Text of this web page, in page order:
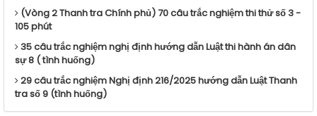
(Vòng 2 Thanh tra Chính phủ) 70 câu trắc nghiệm thi thử số 3 -
105 phút
35 câu trắc nghiệm nghị định hướng dẫn Luật thi hành án dân
sự 8 ( tình huống)
29 câu trắc nghiệm Nghị định 216/2025 hướng dẫn Luật Thanh
tra số 9 (tình huống)